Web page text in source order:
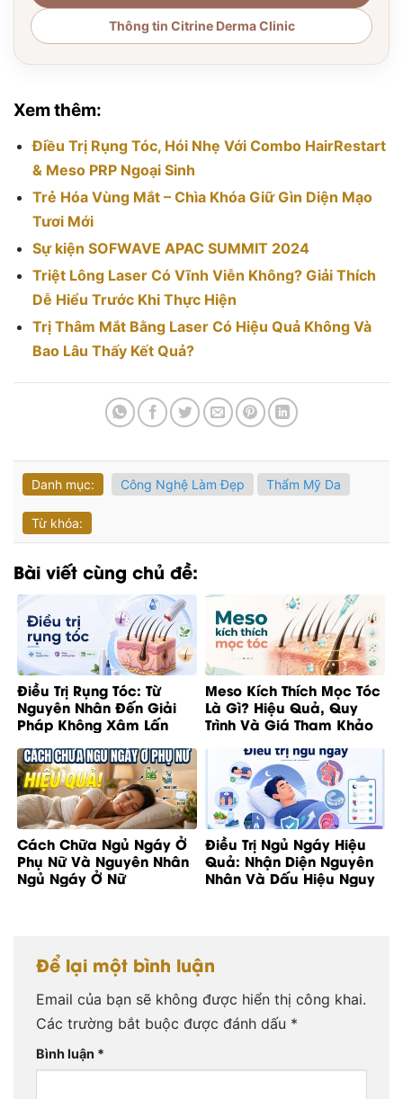
Thông tin Citrine Derma Clinic
Xem thêm:
Điều Trị Rụng Tóc, Hói Nhẹ Với Combo HairRestart
& Meso PRP Ngoại Sinh
Trẻ Hóa Vùng Mắt – Chìa Khóa Giữ Gìn Diện Mạo
Tươi Mới
Sự kiện SOFWAVE APAC SUMMIT 2024
Triệt Lông Laser Có Vĩnh Viễn Không? Giải Thích
Dễ Hiểu Trước Khi Thực Hiện
Trị Thâm Mắt Bằng Laser Có Hiệu Quả Không Và
Bao Lâu Thấy Kết Quả?
Danh mục: Công Nghệ Làm Đẹp Thẩm Mỹ Da
Từ khóa:
Bài viết cùng chủ đề:
Điều Trị Rụng Tóc: Từ
Nguyên Nhân Đến Giải
Pháp Không Xâm Lấn
Meso Kích Thích Mọc Tóc
Là Gì? Hiệu Quả, Quy
Trình Và Giá Tham Khảo
Cách Chữa Ngủ Ngáy Ở
Phụ Nữ Và Nguyên Nhân
Ngủ Ngáy Ở Nữ
Điều Trị Ngủ Ngáy Hiệu
Quả: Nhận Diện Nguyên
Nhân Và Dấu Hiệu Nguy
Để lại một bình luận
Email của bạn sẽ không được hiển thị công khai.
Các trường bắt buộc được đánh dấu *
Bình luận *